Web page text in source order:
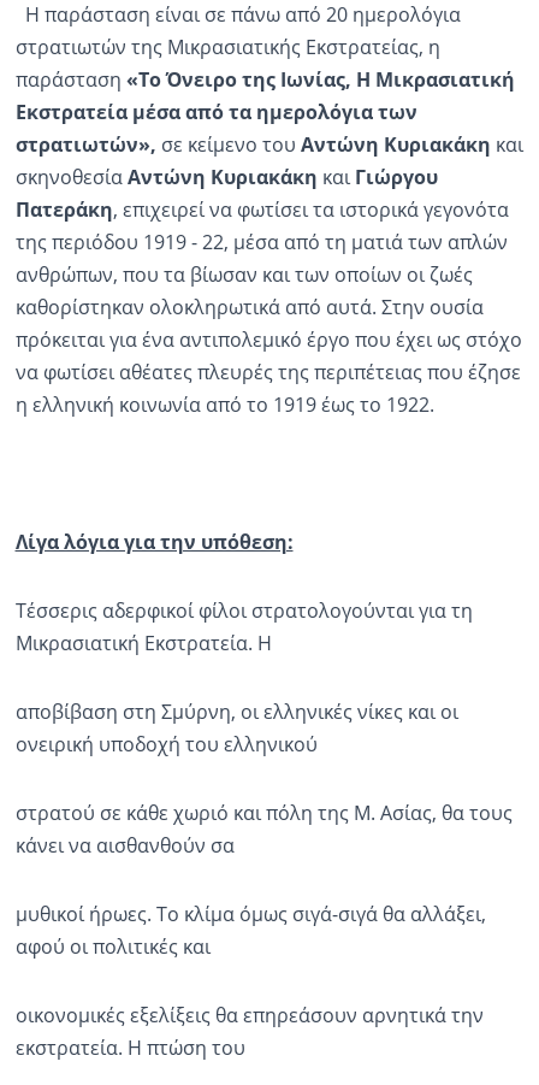
Η παράσταση είναι σε πάνω από 20 ημερολόγια
στρατιωτών της Μικρασιατικής Εκστρατείας, η
παράσταση «Το Όνειρο της Ιωνίας, Η Μικρασιατική
Εκστρατεία μέσα από τα ημερολόγια των
στρατιωτών», σε κείμενο του Αντώνη Κυριακάκη και
σκηνοθεσίαΑντώνη Κυριακάκη καιΓιώργου
Πατεράκη, επιχειρεί να φωτίσει τα ιστορικά γεγονότα
της περιόδου 1919 - 22, μέσα από τη ματιά των απλών
ανθρώπων, που τα βίωσαν και των οποίων οι ζωές
καθορίστηκαν ολοκληρωτικά από αυτά. Στην ουσία
πρόκειται για ένα αντιπολεμικό έργο που έχει ως στόχο
να φωτίσει αθέατες πλευρές της περιπέτειας που έζησε
η ελληνική κοινωνία από το 1919 έως το 1922.
Λίγα λόγια για την υπόθεση:
Τέσσερις αδερφικοί φίλοι στρατολογούνται για τη
Μικρασιατική Εκστρατεία. Η
αποβίβαση στη Σμύρνη, οι ελληνικές νίκες και οι
ονειρική υποδοχή του ελληνικού
στρατού σε κάθε χωριό και πόλη της Μ. Ασίας, θα τους
κάνει να αισθανθούν σα
μυθικοί ήρωες. Το κλίμα όμως σιγά-σιγά θα αλλάξει,
αφού οι πολιτικές και
οικονομικές εξελίξεις θα επηρεάσουν αρνητικά την
εκστρατεία. Η πτώση του